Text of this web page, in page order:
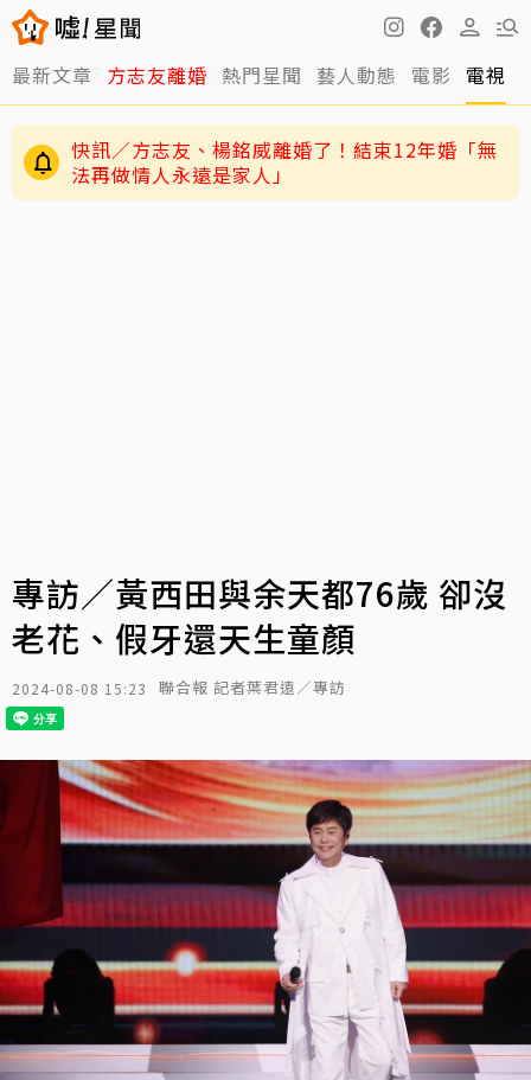
最新文章 方志友離婚 熱門星聞 藝人動態 電影 電視
快訊／方志友、楊銘威離婚了！結束12年婚「無
法再做情人永遠是家人」
老高與小茉新片「AI圖片也沒了」全程黑底白
字 網驚：直接變Podcast
專訪／黃西田與余天都76歲 卻沒
老花、假牙還天生童顏
2024-08-08 15:23 聯合報 記者葉君遠／專訪